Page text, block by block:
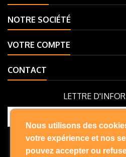
NOTRE SOCIÉTÉ
VOTRE COMPTE
CONTACT
LETTRE
Vous pouvez vous désinscrire à tout
cela nos informations de contact
site.
Nous utilisons des
votre expérience et nos
pouvez accepter ou